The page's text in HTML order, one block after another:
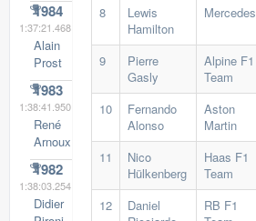
1984
1:37:21.468
Alain
Prost
1983
1:38:41.950
René
Arnoux
1982
1:38:03.254
Didier
8
Lewis
Hamilton
Mercedes
9
Pierre
Gasly
Alpine F1
Team
10
Fernando
Alonso
Aston
Martin
11
Nico
Hülkenberg
Haas F1
Team
12
Daniel
RB F1